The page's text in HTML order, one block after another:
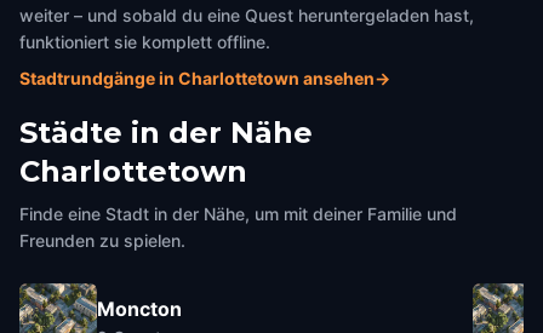
weiter – und sobald du eine Quest heruntergeladen hast,
funktioniert sie komplett offline.
Stadtrundgänge in Charlottetown ansehen→
Städte in der Nähe
Charlottetown
Finde eine Stadt in der Nähe, um mit deiner Familie und
Freunden zu spielen.
Moncton